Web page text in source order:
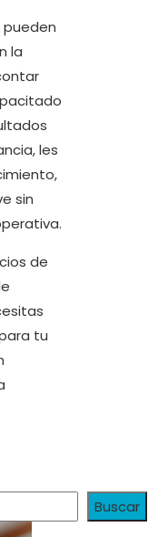
pueden
la
les
sin
de
tu
Buscar